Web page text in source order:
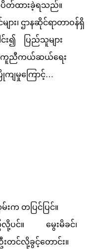
ပိတ်ထားခဲ့ရသည်။
ား၊ ဌာနဆိုင်ရာတာဝန်ရှိ
င်း၍ ပြည်သူများ
ာကူညီကယ်ဆယ်ရေး
ြိုကျမှုကြောင့်…
မ်းက တပြင်ပြင်။
ပင်။ မွေးမိခင်၊
းတင်လို့ခွင့်တောင်း။